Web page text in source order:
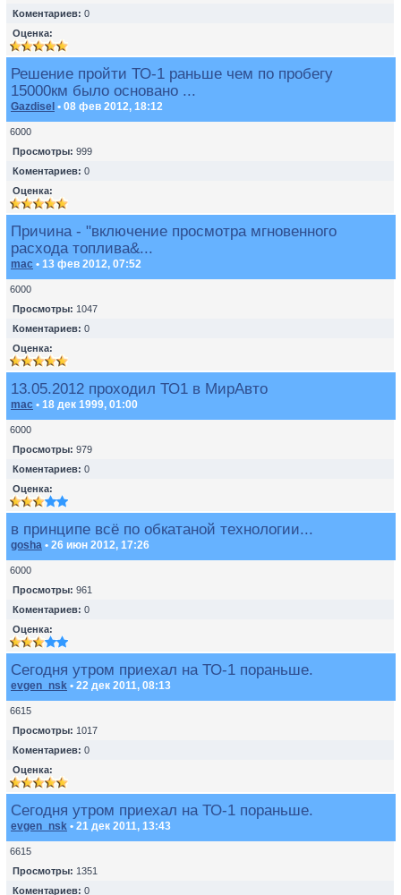
Коментариев: 0
Оценка:
Решение пройти ТО-1 раньше чем по пробегу
15000км было основано ...
Gazdisel • 08 фев 2012, 18:12
6000
Просмотры: 999
Коментариев: 0
Оценка:
Причина - "включение просмотра мгновенного
расхода топлива&...
mac • 13 фев 2012, 07:52
6000
Просмотры: 1047
Коментариев: 0
Оценка:
13.05.2012 проходил ТО1 в МирАвто
mac • 18 дек 1999, 01:00
6000
Просмотры: 979
Коментариев: 0
Оценка:
в принципе всё по обкатаной технологии...
gosha • 26 июн 2012, 17:26
6000
Просмотры: 961
Коментариев: 0
Оценка:
Сегодня утром приехал на ТО-1 пораньше.
evgen_nsk • 22 дек 2011, 08:13
6615
Просмотры: 1017
Коментариев: 0
Оценка:
Сегодня утром приехал на ТО-1 пораньше.
evgen_nsk • 21 дек 2011, 13:43
6615
Просмотры: 1351
Коментариев: 0